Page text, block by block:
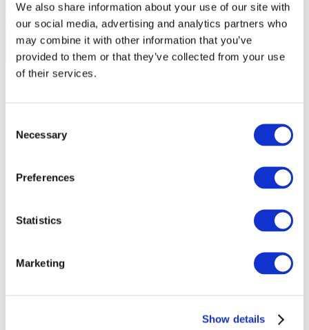
We also share information about your use of our site with
our social media, advertising and analytics partners who
may combine it with other information that you’ve
provided to them or that they’ve collected from your use
of their services.
Selection
Necessary
Preferences
Statistics
Marketing
Show details